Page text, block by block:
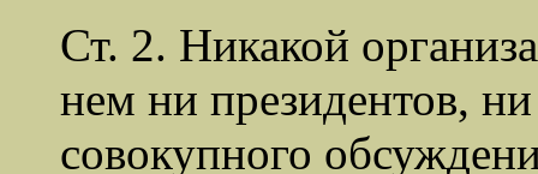
Ст. 2. Никакой
нем ни президентов,
совокупного